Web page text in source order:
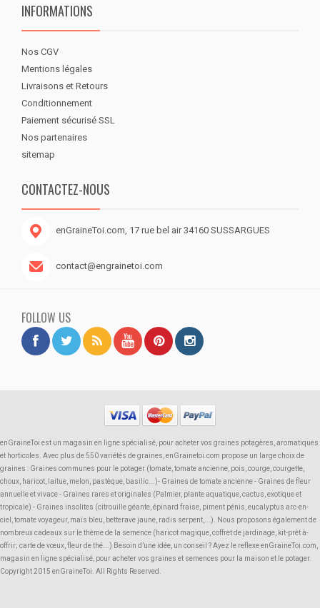
INFORMATIONS
Nos CGV
Mentions légales
Livraisons et Retours
Conditionnement
Paiement sécurisé SSL
Nos partenaires
sitemap
CONTACTEZ-NOUS
enGraineToi.com, 17 rue bel air 34160 SUSSARGUES
contact@engrainetoi.com
FOLLOW US
enGraineToi est un magasin en ligne spécialisé, pour acheter vos graines potagères, aromatiques
et horticoles. Avec plus de 550 variétés de graines, enGrainetoi.com propose un large choix de
graines : Graines communes pour le potager (tomate, tomate ancienne, pois, courge, courgette,
choux, haricot, laitue, melon, pastèque, basilic...)- Graines de tomate ancienne - Graines de fleur
annuelle et vivace - Graines rares et originales (Palmier, plante aquatique, cactus, exotique et
tropicale) - Graines insolites (citrouille géante, épinard fraise, piment pénis, eucalyptus arc-en-
ciel, tomate voyageur, maïs bleu, betterave jaune, radis serpent,...). Nous proposons également de
nombreux cadeaux sur le thème de la semence (haricot magique, coffret de jardinage, kit-prêt à-
offrir; carte de vœux, fleur de thé...) Besoin d’une idée, un conseil ? Ayez le reflexe enGraineToi.com,
magasin en ligne spécialisé, pour acheter vos graines et semences pour la maison et le potager.
Copyright 2015 enGraineToi. All Rights Reserved.